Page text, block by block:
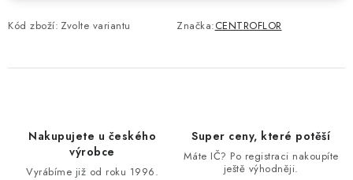
Kód zboží: Zvolte variantu Značka:CENTROFLOR
Nakupujete u českého
výrobce
Vyrábíme již od roku 1996.
Super ceny, které potěší
Máte IČ? Po registraci nakoupíte
ještě výhodněji.